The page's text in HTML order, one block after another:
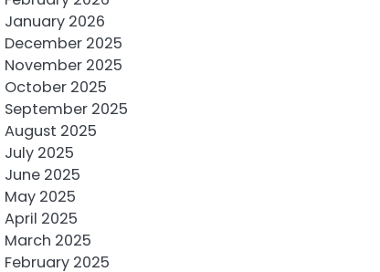
January 2026
December 2025
November 2025
October 2025
September 2025
August 2025
July 2025
June 2025
May 2025
April 2025
March 2025
February 2025